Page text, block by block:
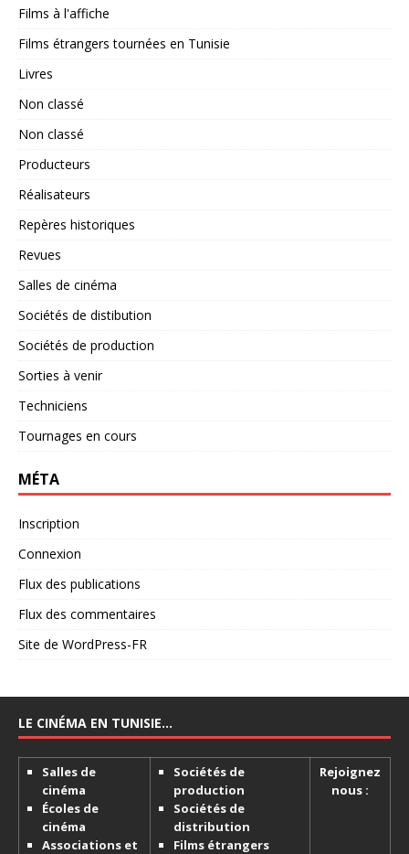
Films à l'affiche
Films étrangers tournées en Tunisie
Livres
Non classé
Non classé
Producteurs
Réalisateurs
Repères historiques
Revues
Salles de cinéma
Sociétés de distibution
Sociétés de production
Sorties à venir
Techniciens
Tournages en cours
MÉTA
Inscription
Connexion
Flux des publications
Flux des commentaires
Site de WordPress-FR
LE CINÉMA EN TUNISIE…
Salles de
cinéma
Écoles de
cinéma
Associations et
Sociétés de
production
Sociétés de
distribution
Films étrangers
Rejoignez
nous :